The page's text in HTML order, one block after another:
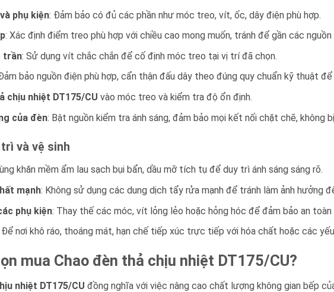
phụ kiện: Đảm bảo có đủ các phần như móc treo, vít, ốc, dây điện phù hợp.
: Xác định điểm treo phù hợp với chiều cao mong muốn, tránh để gần các
trần: Sử dụng vít chắc chắn để cố định móc treo tại vị trí đã chọn.
bảo nguồn điện phù hợp, cẩn thận đấu dây theo đúng quy chuẩn kỹ thuật
chịu nhiệt DT175/CU vào móc treo và kiểm tra độ ổn định.
của đèn: Bật nguồn kiểm tra ánh sáng, đảm bảo mọi kết nối chặt chẽ, không
và vệ sinh
khăn mềm ẩm lau sạch bụi bẩn, dầu mỡ tích tụ để duy trì ánh sáng sáng rõ.
mạnh: Không sử dụng các dung dịch tẩy rửa mạnh để tránh làm ảnh hưởng
phụ kiện: Thay thế các móc, vít lỏng lẻo hoặc hỏng hóc để đảm bảo an
Để nơi khô ráo, thoáng mát, hạn chế tiếp xúc trực tiếp với hóa chất hoặc các
mua Chao đèn thả chịu nhiệt DT175/CU?
nhiệt DT175/CU đồng nghĩa với việc nâng cao chất lượng không gian bếp